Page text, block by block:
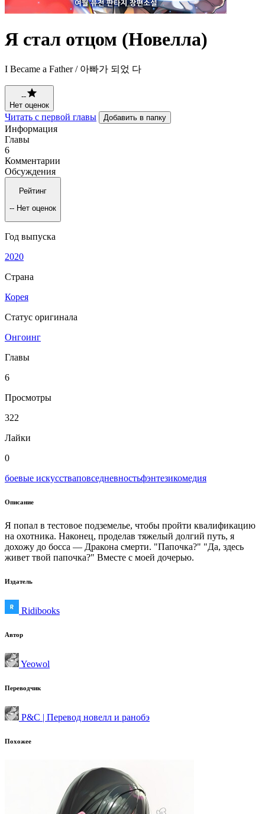
Я стал отцом (Новелла)
I Became a Father / 아빠가 되었 다
--
Нет оценок
Читать с первой главы Добавить в папку
Информация
Главы
6
Комментарии
Обсуждения
Рейтинг
-- Нет оценок
Год выпуска
2020
Страна
Корея
Статус оригинала
Онгоинг
Главы
6
Просмотры
322
Лайки
0
боевые искусстваповседневностьфэнтезикомедия
Описание
Я попал в тестовое подземелье, чтобы пройти квалификацию
на охотника. Наконец, проделав тяжелый долгий путь, я
дохожу до босса — Дракона смерти. "Папочка?" "Да, здесь
живет твой папочка?" Вместе с моей дочерью.
Издатель
Ridibooks
Автор
Yeowol
Переводчик
P&C | Перевод новелл и ранобэ
Похожее